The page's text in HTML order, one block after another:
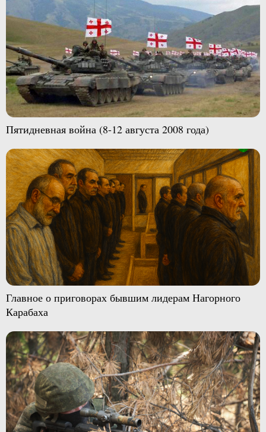
Пятидневная война (8-12 августа 2008 года)
Главное о приговорах бывшим лидерам Нагорного
Карабаха